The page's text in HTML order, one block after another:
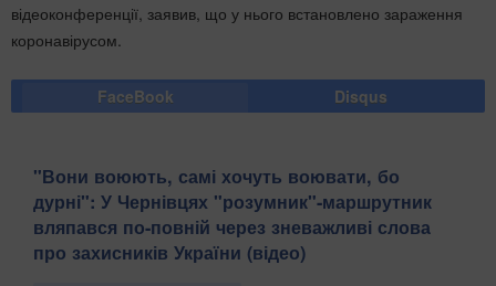
відеоконференції, заявив, що у нього встановлено зараження
коронавірусом.
FaceBook Disqus
​"Вони воюють, самі хочуть воювати, бо
дурні": У Чернівцях "розумник"-маршрутник
вляпався по-повній через зневажливі слова
про захисників України (відео)